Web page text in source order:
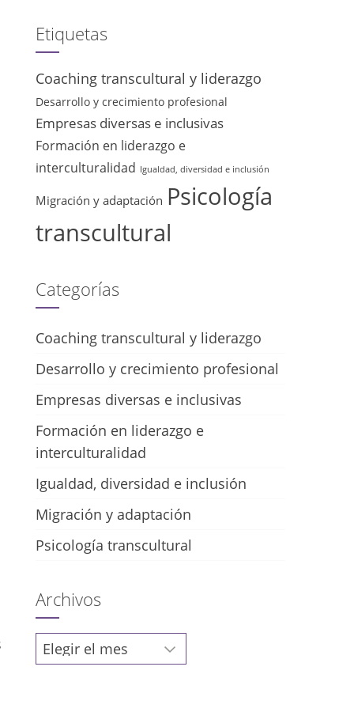
Etiquetas
Coaching transcultural y liderazgo
Desarrollo y crecimiento profesional
Empresas diversas e inclusivas
Formación en liderazgo e
interculturalidad Igualdad, diversidad e inclusión
Migración y adaptación Psicología
transcultural
Categorías
Coaching transcultural y liderazgo
Desarrollo y crecimiento profesional
Empresas diversas e inclusivas
Formación en liderazgo e
interculturalidad
Igualdad, diversidad e inclusión
Migración y adaptación
Psicología transcultural
Archivos
Archivos